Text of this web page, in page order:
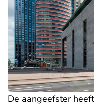
De aangeefster